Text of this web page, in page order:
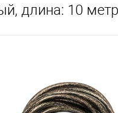
длина: 10